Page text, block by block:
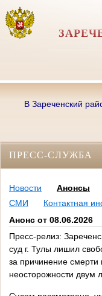
В Зареченский
ПРЕСС-СЛУЖБА
Новости Анонсы
СМИ
Контактная
Анонс от 08.06.2026
Пресс-релиз:
суд г. Тулы лишил
за причинение смерти
неосторожности двум